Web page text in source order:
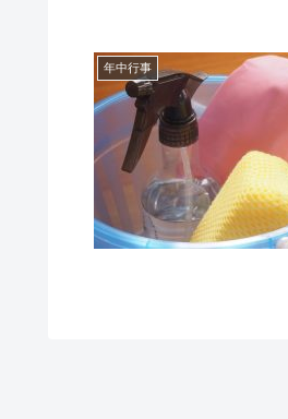
年中行事